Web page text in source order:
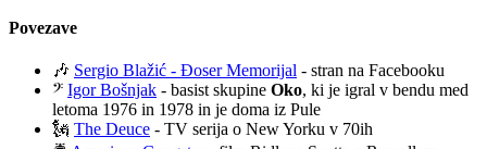
Povezave
🎶 Sergio Blažić - Đoser Memorijal - stran na Facebooku
𝄢 Igor Bošnjak - basist skupine Oko, ki je igral v bendu med
letoma 1976 in 1978 in je doma iz Pule
🗽 The Deuce - TV serija o New Yorku v 70ih